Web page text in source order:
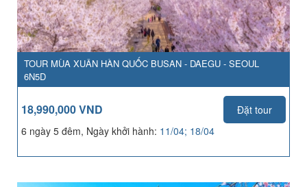
TOUR MÙA XUÂN HÀN QUỐC BUSAN - DAEGU - SEOUL
6N5D
18,990,000 VND
Đặt tour
6 ngày 5 đêm, Ngày khởi hành: 11/04; 18/04